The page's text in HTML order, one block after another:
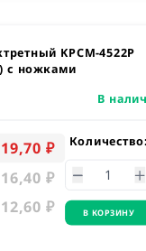
KPCM-4522P
с ножками
В
19,70 ₽
16,40 ₽
12,60 ₽
Количество:
В КОРЗИНУ